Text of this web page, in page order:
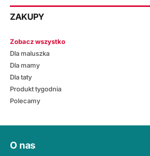
ZAKUPY
Zobacz wszystko
Dla maluszka
Dla mamy
Dla taty
Produkt tygodnia
Polecamy
O nas